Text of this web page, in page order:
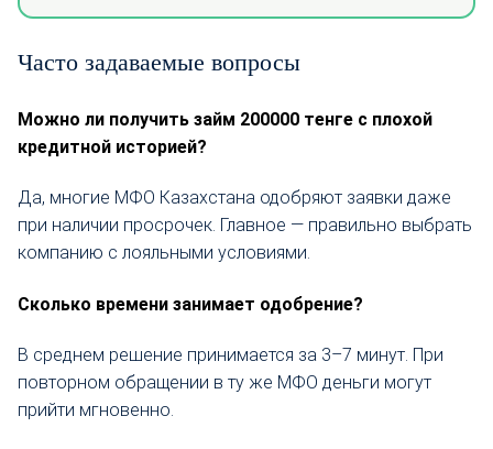
Часто задаваемые вопросы
Можно ли получить займ 200000 тенге с плохой
кредитной историей?
Да, многие МФО Казахстана одобряют заявки даже
при наличии просрочек. Главное — правильно выбрать
компанию с лояльными условиями.
Сколько времени занимает одобрение?
В среднем решение принимается за 3–7 минут. При
повторном обращении в ту же МФО деньги могут
прийти мгновенно.